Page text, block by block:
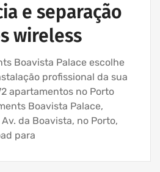
e separação
wireless
Boavista Palace escolhe
profissional da sua
apartamentos no Porto
Boavista Palace,
da Boavista, no Porto,
para